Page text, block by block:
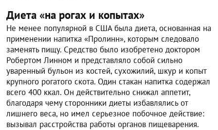
Диета «на рогах и копытах»
Не менее популярной в США была диета, основанная на
применении напитка «Пролинн», которым следовало
заменять пищу. Средство было изобретено доктором
Робертом Линном и представляло собой сильно
уваренный бульон из костей, сухожилий, шкур и копыт
крупного рогатого скота. Один стакан напитка содержал
всего 400 ккал. Он действительно снижал аппетит,
благодаря чему сторонники диеты избавлялись от
лишнего веса, но имел серьезное побочное действие:
вызывал расстройства работы органов пищеварения.